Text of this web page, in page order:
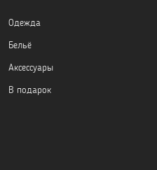
Одежда
Бельё
Аксессуары
В подарок